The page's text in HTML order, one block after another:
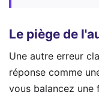
Le piège de
Une autre erreur
réponse comme
vous balancez